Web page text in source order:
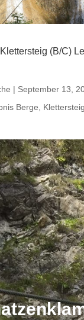
(B/C)
| September 13,
Berge